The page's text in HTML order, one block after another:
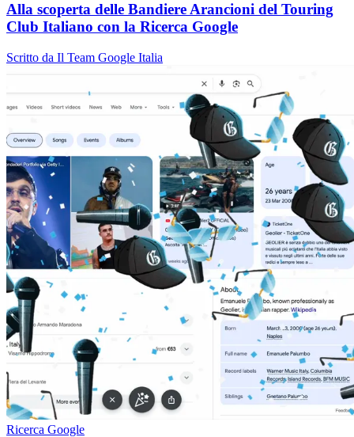
Alla scoperta delle Bandiere Arancioni del Touring
Club Italiano con la Ricerca Google
Scritto da Il Team Google Italia
Ricerca Google